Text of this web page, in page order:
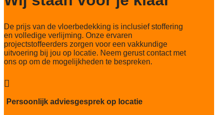
5-6/8
Slijtvastheid NF EN 1307
klasse 33 LC 1+ Rolstoel A
Thermische weerstand
0,15 m²C° / W
Brandwerend
De prijs van de vloerbedekking is inclusief stoffering
en volledige verlijming. Onze ervaren
projectstoffeerders zorgen voor een vakkundige
uitvoering bij jou op locatie. Neem gerust contact met
ons op om de mogelijkheden te bespreken.

Persoonlijk adviesgesprek op locatie